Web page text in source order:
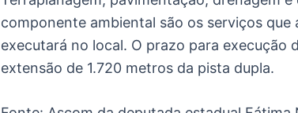
componente ambiental são os serviços
executará no local. O prazo para execução
extensão de 1.720 metros da pista dupla.